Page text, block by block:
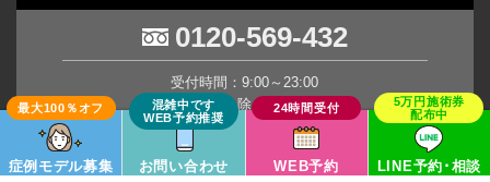
0120-569-432
受付時間：9:00～23:00
(年末年始を除く土日祝日)
※臨時休業の場合がございます。
症例モデル募集 お問い合わせ WEB予約 LINE予約･相談